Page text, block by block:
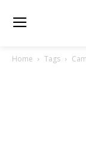
Home Tags